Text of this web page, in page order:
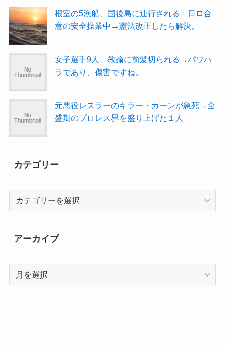
根室の5漁船、国後島に連行される 日ロ合
意の安全操業中→憲法改正したら解決。
女子選手9人、教諭に前髪切られる→パワハ
ラであり、傷害ですね。
元悪役レスラーのキラー・カーンが急死→全
盛期のプロレス界を盛り上げた１人
カテゴリー
リ
ー
アーカイブ